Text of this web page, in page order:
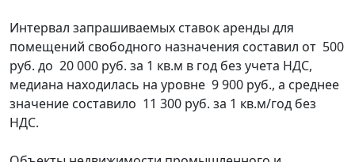
Интервал запрашиваемых ставок аренды для
помещений свободного назначения составил от 500
руб. до 20 000 руб. за 1 кв.м в год без учета НДС,
медиана находилась на уровне 9 900 руб., а среднее
значение составило 11 300 руб. за 1 кв.м/год без
НДС.